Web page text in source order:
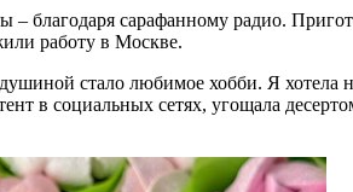
благодаря сарафанному радио.
работу в Москве.
стало любимое хобби. Я хотела
в социальных сетях, угощала